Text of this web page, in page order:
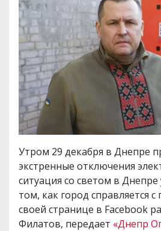
Утром 29 декабря в Днепре
экстренные отключения
ситуация со светом в
том, как город справляется
своей странице в Facebook
Филатов, передает «Днепр